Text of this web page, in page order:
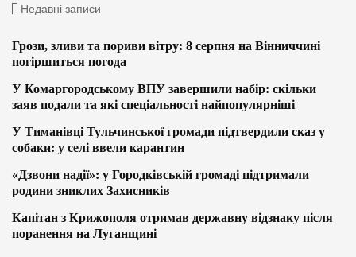
Недавні записи
Грози, зливи та пориви вітру: 8 серпня на Вінниччині
погіршиться погода
У Комаргородському ВПУ завершили набір: скільки
заяв подали та які спеціальності найпопулярніші
У Тиманівці Тульчинської громади підтвердили сказ у
собаки: у селі ввели карантин
«Дзвони надії»: у Городківській громаді підтримали
родини зниклих Захисників
Капітан з Крижополя отримав державну відзнаку після
поранення на Луганщині